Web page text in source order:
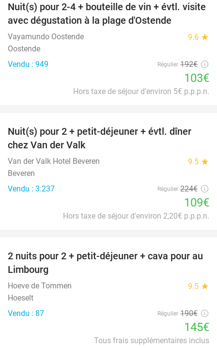
46%
Nuit(s) pour 2-4 + bouteille de vin + évtl. visite
avec dégustation à la plage d'Ostende
Vayamundo Oostende 9.6 star
Oostende
Vendu : 949
Régulier 192€
103€
Hors taxe de séjour d'environ 5€ p.p.p.n.
51%
Nuit(s) pour 2 + petit-déjeuner + évtl. dîner
chez Van der Valk
Van der Valk Hotel Beveren 9.5 star
Beveren
Vendu : 3.237
Régulier 224€
109€
Hors taxe de séjour d'environ 2,20€ p.p.p.n.
24%
2 nuits pour 2 + petit-déjeuner + cava pour au
Limbourg
Hoeve de Tommen 9.5 star
Hoeselt
Vendu : 87
Régulier 190€
145€
Tous frais supplémentaires inclus